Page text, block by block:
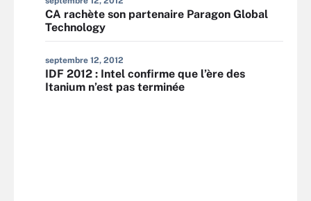
CA rachète son partenaire Paragon Global
Technology
septembre 12, 2012
IDF 2012 : Intel confirme que l’ère des
Itanium n’est pas terminée